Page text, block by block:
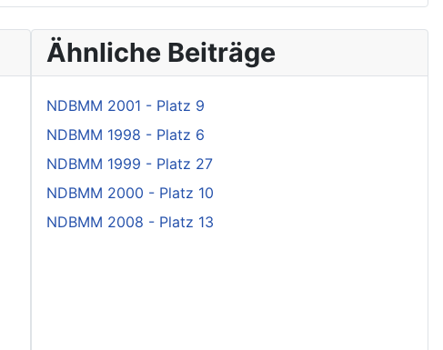
Ähnliche Beiträge
NDBMM 2001 - Platz 9
NDBMM 1998 - Platz 6
NDBMM 1999 - Platz 27
NDBMM 2000 - Platz 10
NDBMM 2008 - Platz 13